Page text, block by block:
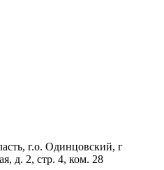
г.о. Одинцовский, г
д. 2, стр. 4, ком. 28